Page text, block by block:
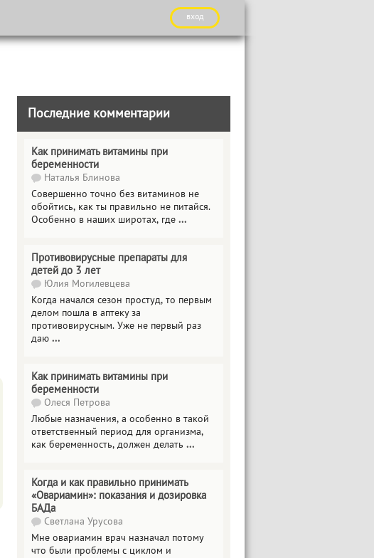
вход
Последние комментарии
Как принимать витамины при
беременности
Наталья Блинова
Совершенно точно без витаминов не
обойтись, как ты правильно не питайся.
Особенно в наших широтах, где ...
Противовирусные препараты для
детей до 3 лет
Юлия Могилевцева
Когда начался сезон простуд, то первым
делом пошла в аптеку за
противовирусным. Уже не первый раз
даю ...
Как принимать витамины при
беременности
Олеся Петрова
Любые назначения, а особенно в такой
ответственный период для организма,
как беременность, должен делать ...
Когда и как правильно принимать
«Овариамин»: показания и дозировка
БАДа
Светлана Урусова
Мне овариамин врач назначал потому
что были проблемы с циклом и